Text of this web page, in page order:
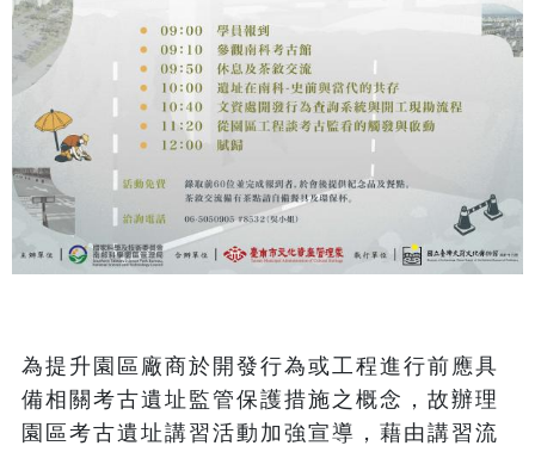
為提升園區廠商於開發行為或工程進行前應具
備相關考古遺址監管保護措施之概念，故辦理
園區考古遺址講習活動加強宣導，藉由講習流